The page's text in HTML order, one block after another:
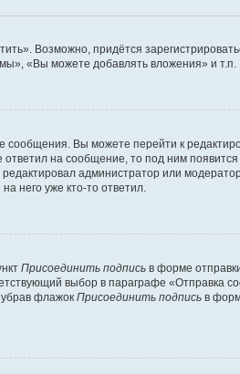
Возможно, придётся
«Вы можете добавлять вложения» и т.п.
сообщения. Вы можете перейти к
ответил на сообщение, то под ним
администратор или
него уже кто-то ответил.
Присоединить подпись в форме
выбор в параграфе «Отправка
флажок Присоединить подпись в